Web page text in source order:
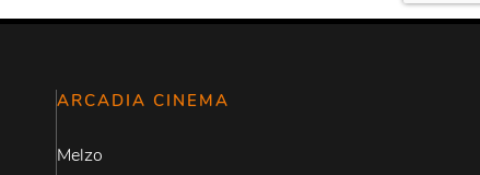
ARCADIA CINEMA
Melzo